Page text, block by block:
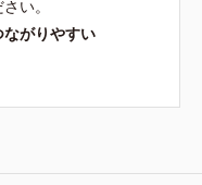
い。
がりやすい